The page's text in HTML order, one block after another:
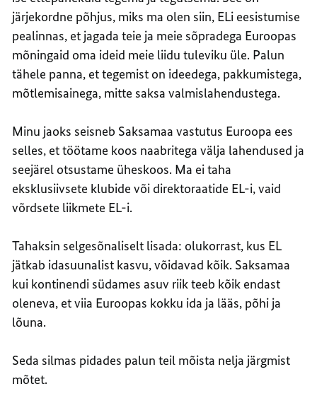
järjekordne põhjus, miks ma olen siin, ELi eesistumise
pealinnas, et jagada teie ja meie sõpradega Euroopas
mõningaid oma ideid meie liidu tuleviku üle. Palun
tähele panna, et tegemist on ideedega, pakkumistega,
mõtlemisainega, mitte saksa valmislahendustega.
Minu jaoks seisneb Saksamaa vastutus Euroopa ees
selles, et töötame koos naabritega välja lahendused ja
seejärel otsustame üheskoos. Ma ei taha
eksklusiivsete klubide või direktoraatide EL-i, vaid
võrdsete liikmete EL-i.
Tahaksin selgesõnaliselt lisada: olukorrast, kus EL
jätkab idasuunalist kasvu, võidavad kõik. Saksamaa
kui kontinendi südames asuv riik teeb kõik endast
oleneva, et viia Euroopas kokku ida ja lääs, põhi ja
lõuna.
Seda silmas pidades palun teil mõista nelja järgmist
mõtet.